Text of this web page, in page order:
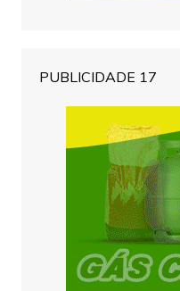
PUBLICIDADE 17